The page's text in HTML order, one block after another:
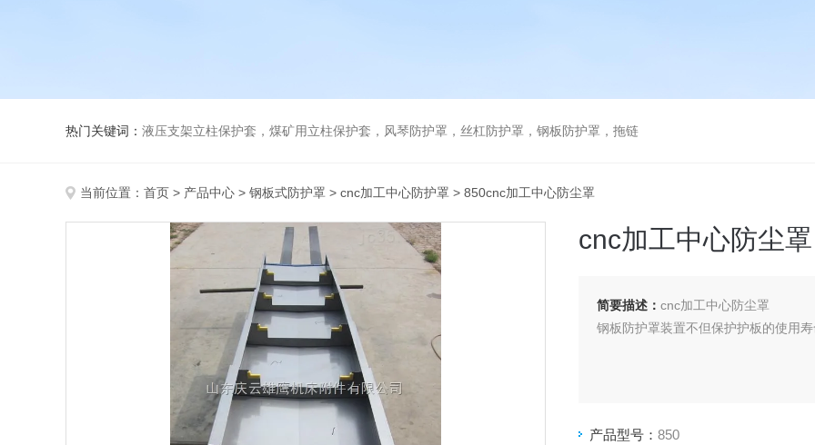
热门关键词： 液压支架立柱保护套，煤矿用立柱保护套，风琴防护罩，丝杠防护罩，钢板防护罩，拖链
当前位置： 首页 > 产品中心 > 钢板式防护罩 > cnc加工中心防护罩 > 850cnc加工中心防尘罩
cnc加工中心防尘罩
简要描述： cnc加工中心防尘罩
钢板防护罩装置不但保护护板的使用
产品型号： 850